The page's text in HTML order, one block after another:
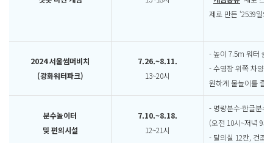
제로 만든 ‘2539일의
2024 서울썸머비치
(광화워터파크)
7.26.~8.11.
13~20시
- 높이 7.5m 워터 슬
- 수영장 위쪽 차양
원하게 물놀이를 즐
분수놀이터
및 편의시설
7.10.~8.18.
12~21시
- 명량분수·한글분수
(오전 10시~저녁 9
- 탈의실 12칸, 건조